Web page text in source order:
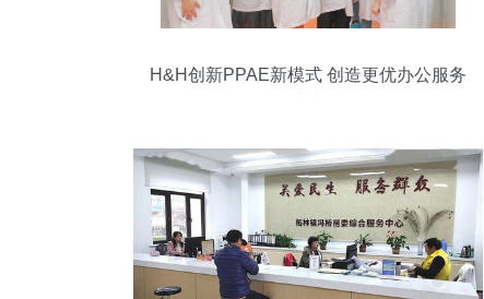
H&H创新PPAE新模式 创造更优办公服务